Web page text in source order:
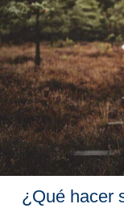
¿Qué hacer